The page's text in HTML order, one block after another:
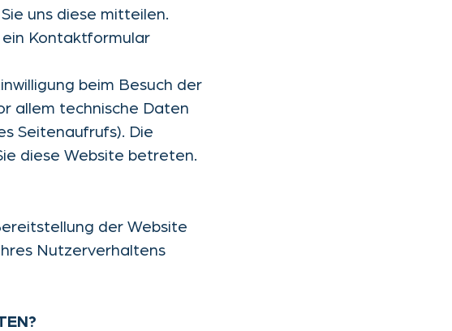
uns diese mitteilen.
ein Kontaktformular
beim Besuch der
allem technische Daten
Seitenaufrufs). Die
diese Website betreten.
der Website
Nutzerverhaltens